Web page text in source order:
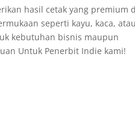
hasil cetak yang premium
seperti kayu, kaca,
kebutuhan bisnis maupun
Untuk Penerbit Indie kami!